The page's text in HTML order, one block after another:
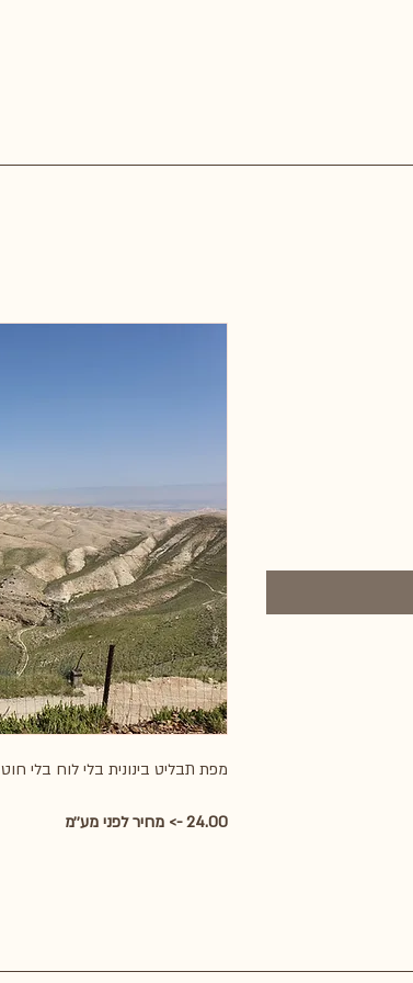
מפת תבליט בינונית בלי לוח בלי חוט
24.00 -> מחיר לפני מע׳׳מ